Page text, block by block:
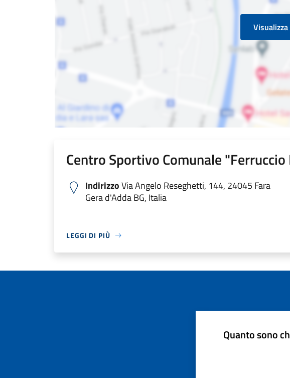
Centro Sportivo Comunale
IndirizzoVia Angelo Reseghetti, 144, 24045 Fara
Gera d'Adda BG, Italia
LEGGI DI PIÙ
Quanto sono